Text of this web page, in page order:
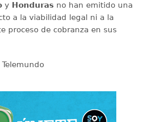
y Hondurasno han emitido una
a la viabilidad legal ni a la
proceso de cobranza en sus